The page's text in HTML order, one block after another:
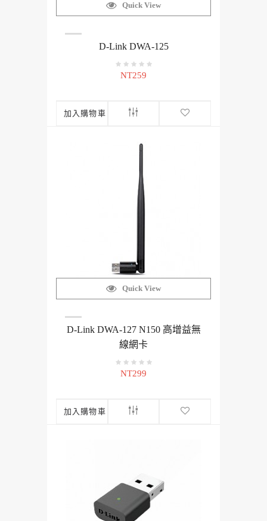
Quick View
D-Link DWA-125
NT259
加入購物車
Quick View
D-Link DWA-127 N150 高增益無
線網卡
NT299
加入購物車